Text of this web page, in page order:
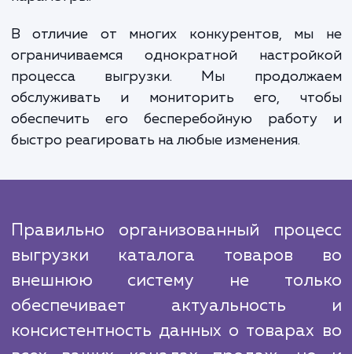
данные, которые вы хотите передать.
обеспечивает максимальную
контроль над процессом выгрузки.
По всем этапам работы мы
проверенные алгоритмы и технологии,
гарантирует высокую надежность и
делаем все возможное, чтобы обеспечить
параметры.
В отличие от многих конкурентов,
ограничиваемся однократной
процесса выгрузки. Мы